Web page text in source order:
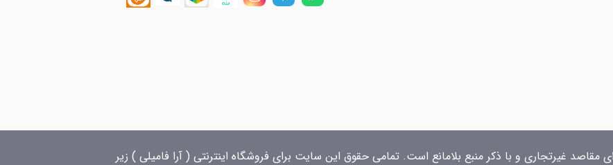
مقاصد غیرتجاری و با ذکر منبع بلامانع است. تمامی حقوق این سایت برای فروشگاه اینترنتی ( آرا فامیلی ) زیر